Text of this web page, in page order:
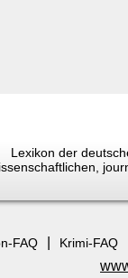
Lexikon der
FAQ Krimi-FAQ